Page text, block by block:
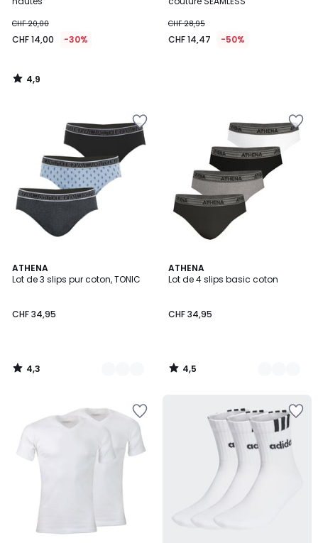
CHF 20,00
CHF 14,00 -30%
4,9
/
CHF 28,95
CHF 14,47 -50%
ATHENA
Lot de 3 slips pur coton, TONIC
CHF 34,95
4,3
/ 5
2
Couleurs
4,3
/
ATHENA
Lot de 4 slips basic coton
CHF 34,95
4,5
/ 5
3
Couleurs
4,5
/